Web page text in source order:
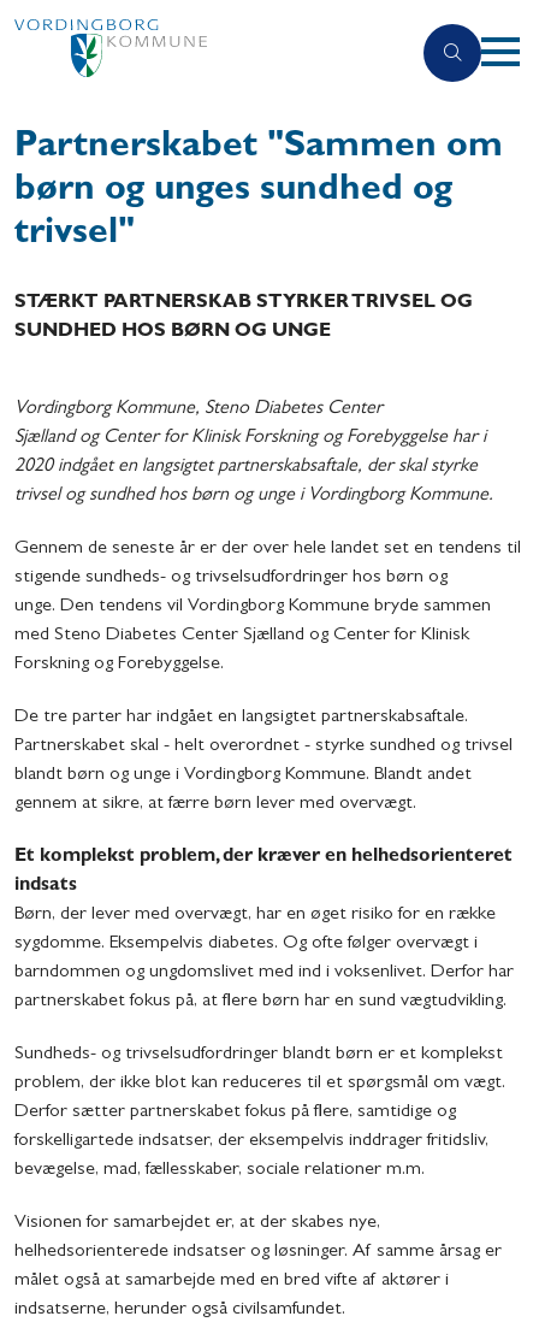
Partnerskabet "Sammen om
børn og unges sundhed og
trivsel"
STÆRKT PARTNERSKAB STYRKER TRIVSEL OG
SUNDHED HOS BØRN OG UNGE
Vordingborg Kommune, Steno Diabetes Center
Sjælland og Center for Klinisk Forskning og Forebyggelse har i
2020 indgået en langsigtet partnerskabsaftale, der skal styrke
trivsel og sundhed hos børn og unge i Vordingborg Kommune.
Gennem de seneste år er der over hele landet set en tendens til
stigende sundheds- og trivselsudfordringer hos børn og
unge. Den tendens vil Vordingborg Kommune bryde sammen
med Steno Diabetes Center Sjælland og Center for Klinisk
Forskning og Forebyggelse.
De tre parter har indgået en langsigtet partnerskabsaftale.
Partnerskabet skal - helt overordnet - styrke sundhed og trivsel
blandt børn og unge i Vordingborg Kommune. Blandt andet
gennem at sikre, at færre børn lever med overvægt.
Et komplekst problem, der kræver en helhedsorienteret
indsats
Børn, der lever med overvægt, har en øget risiko for en række
sygdomme. Eksempelvis diabetes. Og ofte følger overvægt i
barndommen og ungdomslivet med ind i voksenlivet. Derfor har
partnerskabet fokus på, at flere børn har en sund vægtudvikling.
Sundheds- og trivselsudfordringer blandt børn er et komplekst
problem, der ikke blot kan reduceres til et spørgsmål om vægt.
Derfor sætter partnerskabet fokus på flere, samtidige og
forskelligartede indsatser, der eksempelvis inddrager fritidsliv,
bevægelse, mad, fællesskaber, sociale relationer m.m.
Visionen for samarbejdet er, at der skabes nye,
helhedsorienterede indsatser og løsninger. Af samme årsag er
målet også at samarbejde med en bred vifte af aktører i
indsatserne, herunder også civilsamfundet.